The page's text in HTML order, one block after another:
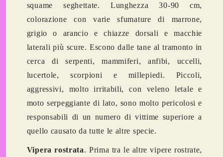
squame seghettate. Lunghezza 30-90 cm,
colorazione con varie sfumature di marrone,
grigio o arancio e chiazze dorsali e macchie
laterali più scure. Escono dalle tane al tramonto in
cerca di serpenti, mammiferi, anfibi, uccelli,
lucertole, scorpioni e millepiedi. Piccoli,
aggressivi, molto irritabili, con veleno letale e
moto serpeggiante di lato, sono molto pericolosi e
responsabili di un numero di vittime superiore a
quello causato da tutte le altre specie.
Vipera rostrata. Prima tra le altre vipere rostrate,